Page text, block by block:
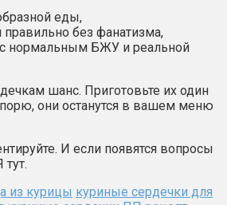
еды,
правильно без фанатизма,
с нормальным БЖУ и реальной
шанс. Приготовьте их один
они останутся в вашем меню
И если появятся вопросы
из курицы куриные сердечки для